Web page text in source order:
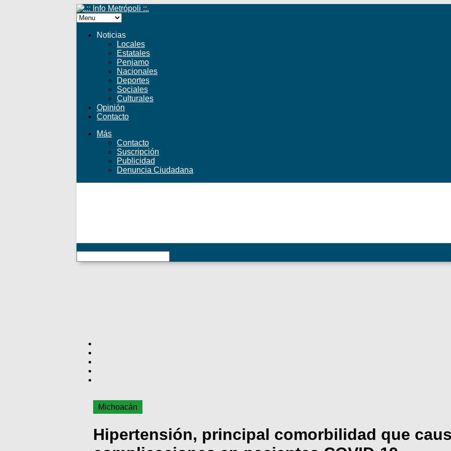
Noticias
Locales
Estatales
Penjamo
Nacionales
Deportes
Sociales
Culturales
Opinión
Contacto
Más
Contacto
Suscripción
Publicidad
Denuncia Ciudadana
Michoacán
Hipertensión, principal comorbilidad que